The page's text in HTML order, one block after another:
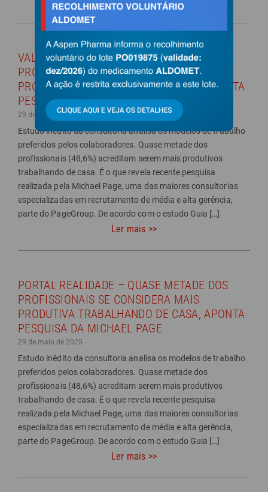
VALOR AGREGADO – QUASE METADE DOS
PROFISSIONAIS SE CONSIDERA MAIS
PRODUTIVA TRABALHANDO DE CASA, APONTA
PESQUISA DA MICHAEL PAGE
29 de maio de 2025
Estudo inédito da consultoria analisa os modelos de trabalho
preferidos pelos colaboradores. Quase metade dos
profissionais (48,6%) acreditam serem mais produtivos
trabalhando de casa. É o que revela recente pesquisa
realizada pela Michael Page, uma das maiores consultorias
especializadas em recrutamento de média e alta gerência,
parte do PageGroup. De acordo com o estudo Guia […]
Ler mais >>
PORTAL REALIDADE – QUASE METADE DOS
PROFISSIONAIS SE CONSIDERA MAIS
PRODUTIVA TRABALHANDO DE CASA, APONTA
PESQUISA DA MICHAEL PAGE
29 de maio de 2025
Estudo inédito da consultoria analisa os modelos de trabalho
preferidos pelos colaboradores. Quase metade dos
profissionais (48,6%) acreditam serem mais produtivos
trabalhando de casa. É o que revela recente pesquisa
realizada pela Michael Page, uma das maiores consultorias
especializadas em recrutamento de média e alta gerência,
parte do PageGroup. De acordo com o estudo Guia […]
Ler mais >>